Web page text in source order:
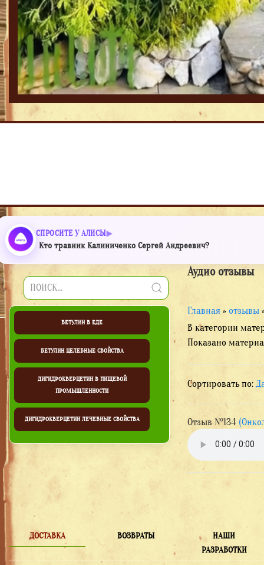
СПРОСИТЕ У АЛИСЫ
Кто травник Калиниченко Сергей Андреевич?
БЕТУЛИН В ЕДЕ
БЕТУЛИН ЦЕЛЕБНЫЕ СВОЙСТВА
ДИГИДРОКВЕРЦЕТИН В ПИЩЕВОЙ
ПРОМЫШЛЕННОСТИ
ДИГИДРОКВЕРЦЕТИН ЛЕЧЕБНЫЕ СВОЙСТВА
Аудио отзывы
Главная» отзывы
В категории
Показано
Сортировать по:
Отзыв №134
ДОСТАВКА ВОЗВРАТЫ
НАШИ
РАЗРАБОТКИ